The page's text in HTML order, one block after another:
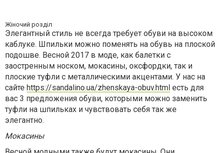
Жіночий розділ
Элегантный стиль не всегда требует обуви на высоком
каблуке. Шпильки можно поменять на обувь на плоской
подошве. Весной 2017 в моде, как балетки с
заостренным носком, мокасины, оксфордки, так и
плоские туфли с металлическими акцентами. У нас на
сайте https://sandalino.ua/zhenskaya-obuv.html есть для
вас 3 предложения обуви, которыми можно заменить
туфли на шпильках и чувствовать себя так же
элегантно.
Мокасины